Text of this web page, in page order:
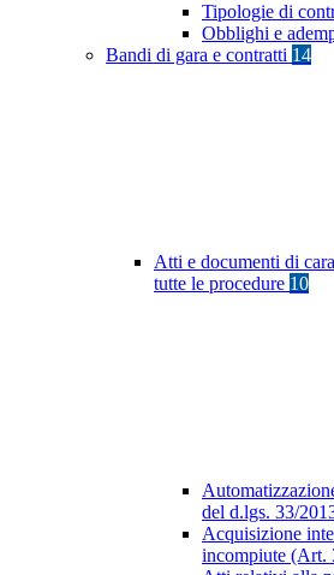
Tipologie di
Obblighi e
Bandi di gara e contratti 14
Atti e documenti di
tutte le procedure 10
del d.lgs. 33/
Acquisizione
incompiute (Art.